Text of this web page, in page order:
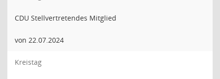
CDU Stellvertretendes Mitglied
von 22.07.2024
Kreistag